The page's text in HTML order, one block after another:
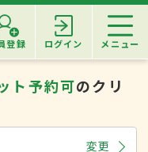
登録 ログイン メニュー
ト予約可のクリ
変更